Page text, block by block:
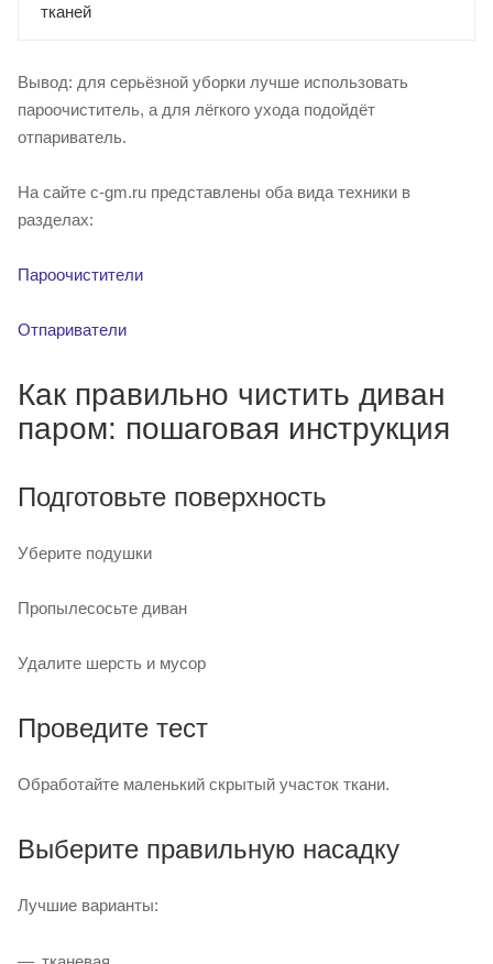
тканей
Вывод: для серьёзной уборки лучше использовать
пароочиститель, а для лёгкого ухода подойдёт
отпариватель.
На сайте c-gm.ru представлены оба вида техники в
разделах:
Пароочистители
Отпариватели
Как правильно чистить диван
паром: пошаговая инструкция
Подготовьте поверхность
Уберите подушки
Пропылесосьте диван
Удалите шерсть и мусор
Проведите тест
Обработайте маленький скрытый участок ткани.
Выберите правильную насадку
Лучшие варианты: